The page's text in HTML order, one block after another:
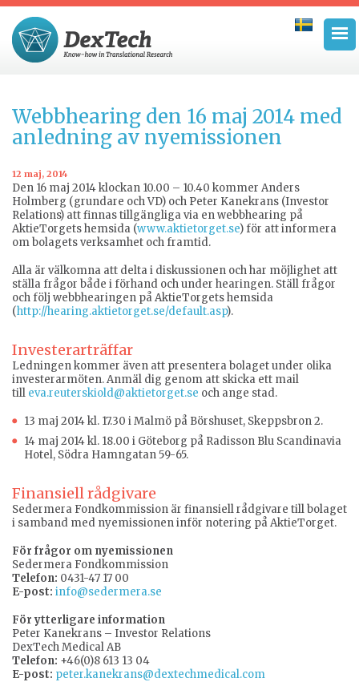
Webbhearing den 16 maj 2014 med
anledning av nyemissionen
12 maj, 2014
Den 16 maj 2014 klockan 10.00 – 10.40 kommer Anders
Holmberg (grundare och VD) och Peter Kanekrans (Investor
Relations) att finnas tillgängliga via en webbhearing på
AktieTorgets hemsida (www.aktietorget.se) för att informera
om bolagets verksamhet och framtid.
Alla är välkomna att delta i diskussionen och har möjlighet att
ställa frågor både i förhand och under hearingen. Ställ frågor
och följ webbhearingen på AktieTorgets hemsida
(http://hearing.aktietorget.se/default.asp).
Investerarträffar
Ledningen kommer även att presentera bolaget under olika
investerarmöten. Anmäl dig genom att skicka ett mail
till eva.reuterskiold@aktietorget.se och ange stad.
13 maj 2014 kl. 17.30 i Malmö på Börshuset, Skeppsbron 2.
14 maj 2014 kl. 18.00 i Göteborg på Radisson Blu Scandinavia
Hotel, Södra Hamngatan 59-65.
Finansiell rådgivare
Sedermera Fondkommission är finansiell rådgivare till bolaget
i samband med nyemissionen inför notering på AktieTorget.
För frågor om nyemissionen
Sedermera Fondkommission
Telefon: 0431-47 17 00
E-post: info@sedermera.se
För ytterligare information
Peter Kanekrans – Investor Relations
DexTech Medical AB
Telefon: +46(0)8 613 13 04
E-post: peter.kanekrans@dextechmedical.com